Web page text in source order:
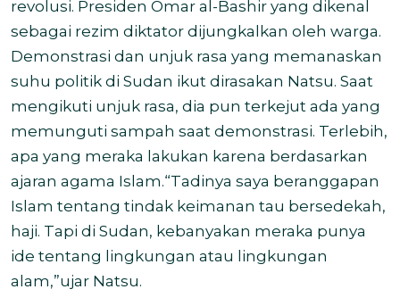
revolusi. Presiden Omar al-Bashir yang dikenal
sebagai rezim diktator dijungkalkan oleh warga.
Demonstrasi dan unjuk rasa yang memanaskan
suhu politik di Sudan ikut dirasakan Natsu. Saat
mengikuti unjuk rasa, dia pun terkejut ada yang
memunguti sampah saat demonstrasi. Terlebih,
apa yang meraka lakukan karena berdasarkan
ajaran agama Islam.“Tadinya saya beranggapan
Islam tentang tindak keimanan tau bersedekah,
haji. Tapi di Sudan, kebanyakan meraka punya
ide tentang lingkungan atau lingkungan
alam,”ujar Natsu.